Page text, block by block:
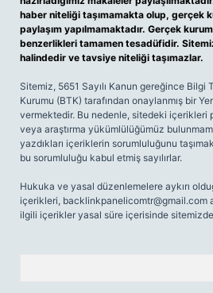
haber niteliği taşımamakta olup, gerçek
paylaşım yapılmamaktadır. Gerçek
benzerlikleri tamamen tesadüfidir.
halindedir ve tavsiye niteliği taşımazlar.
Sitemiz, 5651 Sayılı Kanun gereğince Bilgi
Kurumu (BTK) tarafından onaylanmış bir
vermektedir. Bu nedenle, sitedeki içerikleri
veya araştırma yükümlülüğümüz
yazdıkları içeriklerin sorumluluğunu
bu sorumluluğu kabul etmiş sayılırlar.
Hukuka ve yasal düzenlemelere aykırı
içerikleri, backlinkpanelicomtr@gmail.com
ilgili içerikler yasal süre içerisinde